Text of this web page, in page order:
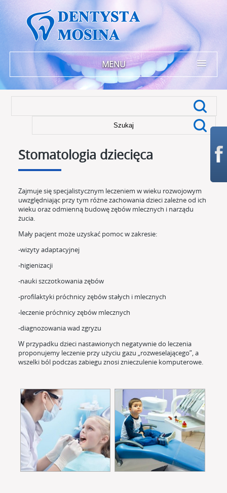
MENU
Stomatologia dziecięca
Zajmuje się specjalistycznym leczeniem w wieku rozwojowym
uwzględniając przy tym różne zachowania dzieci zależne od ich
wieku oraz odmienną budowę zębów mlecznych i narządu
żucia.
Mały pacjent może uzyskać pomoc w zakresie:
-wizyty adaptacyjnej
-higienizacji
-nauki szczotkowania zębów
-profilaktyki próchnicy zębów stałych i mlecznych
-leczenie próchnicy zębów mlecznych
-diagnozowania wad zgryzu
W przypadku dzieci nastawionych negatywnie do leczenia
proponujemy leczenie przy użyciu gazu „rozweselającego”, a
wszelki ból podczas zabiegu znosi znieczulenie komputerowe.